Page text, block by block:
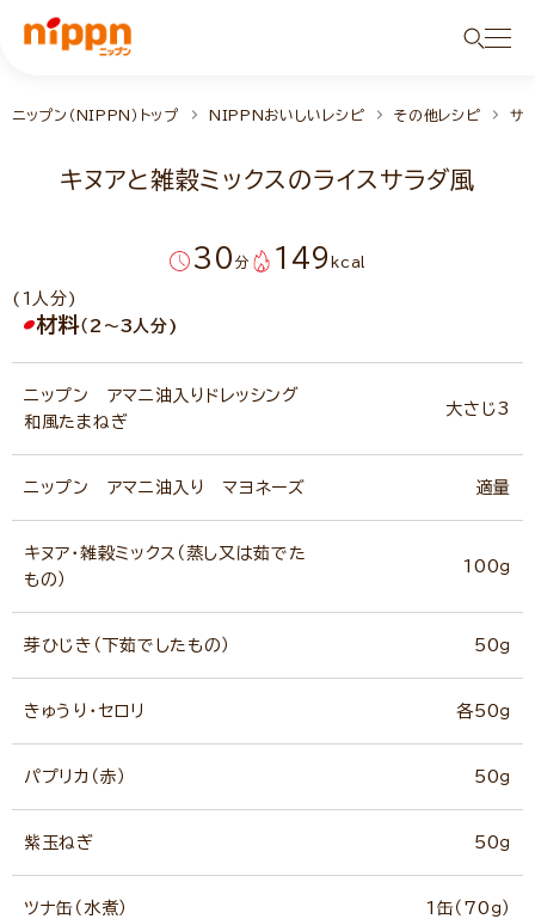
ニップン（NIPPN）トップ NIPPNおいしいレシピ その他レシピ サ
キヌアと雑穀ミックスのライスサラダ風
30 分 149kcal
(1人分)
材料（2～3人分)
ニップン アマニ油入りドレッシング
和風たまねぎ
大さじ3
ニップン アマニ油入り マヨネーズ 適量
キヌア・雑穀ミックス（蒸し又は茹でた
もの）
100ｇ
芽ひじき（下茹でしたもの） 50ｇ
きゅうり・セロリ 各50ｇ
パプリカ（赤） 50ｇ
紫玉ねぎ 50ｇ
ツナ缶（水煮） 1缶（70ｇ）